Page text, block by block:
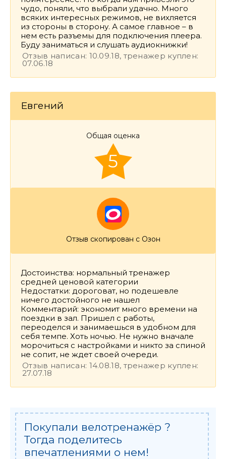
чудо, поняли, что выбрали удачно. Много
всяких интересных режимов, не вихляется
из стороны в сторону. А самое главное – в
нем есть разъемы для подключения плеера.
Буду заниматься и слушать аудиокнижки!
Отзыв написан: 10.09.18, тренажер куплен:
07.06.18
Евгений
Отзыв скопирован с Озон
Общая оценка
5
Достоинства: нормальный тренажер
средней ценовой категории
Недостатки: дороговат, но подешевле
ничего достойного не нашел
Комментарий: экономит много времени на
поездки в зал. Пришел с работы,
переоделся и занимаешься в удобном для
себя темпе. Хоть ночью. Не нужно вначале
морочиться с настройками и никто за спиной
не сопит, не ждет своей очереди.
Отзыв написан: 14.08.18, тренажер куплен:
27.07.18
Покупали велотренажёр ?
Тогда поделитесь
впечатлениями о нем!